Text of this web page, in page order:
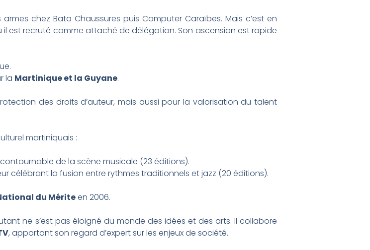
chez Bata Chaussures puis Computer Caraïbes. Mais c’est en
il est recruté comme attaché de délégation. Son ascension est rapide
la Martinique et la Guyane.
des droits d’auteur, mais aussi pour la valorisation du talent
martiniquais :
de la scène musicale (23 éditions).
célébrant la fusion entre rythmes traditionnels et jazz (20 éditions).
du Mériteen 2006.
ne s’est pas éloigné du monde des idées et des arts. Il collabore
, apportant son regard d’expert sur les enjeux de société.